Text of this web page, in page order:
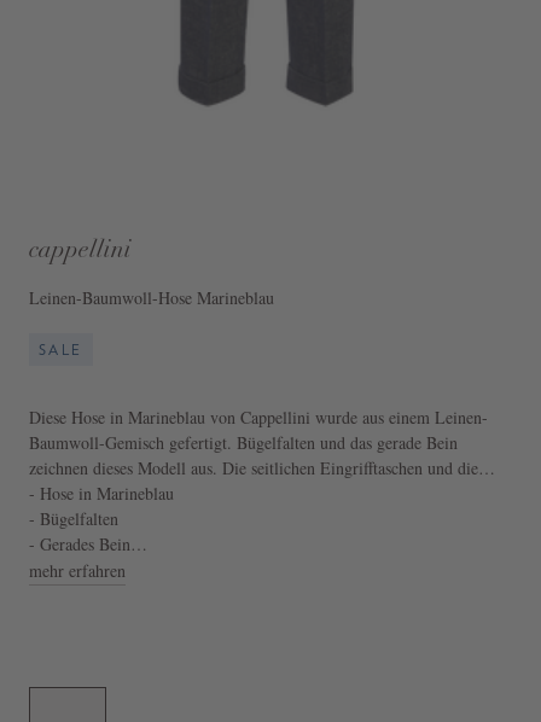
cappellini
Leinen-Baumwoll-Hose Marineblau
SALE
Diese Hose in Marineblau von Cappellini wurde aus einem Leinen-
Baumwoll-Gemisch gefertigt. Bügelfalten und das gerade Bein
zeichnen dieses Modell aus. Die seitlichen Eingrifftaschen und die
melierte Optik zeichnen dieses Modell aus.
- Hose in Marineblau
- Bügelfalten
- Gerades Bein
- Seitliche Eingrifftaschen
mehr erfahren